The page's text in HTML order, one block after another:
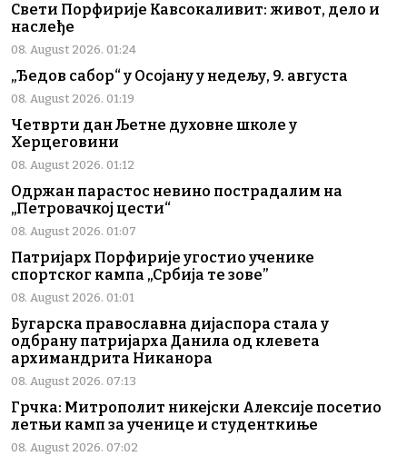
Свети Порфирије Кавсокаливит: живот, дело и
наслеђе
08. August 2026. 01:24
„Ђедов сабор“ у Осојану у недељу, 9. августа
08. August 2026. 01:19
Четврти дан Љетне духовне школе у
Херцеговини
08. August 2026. 01:12
Одржан парастос невино пострадалим на
„Петровачкој цести“
08. August 2026. 01:07
Патријарх Порфирије угостио ученике
спортског кампа „Србија те зове”
08. August 2026. 01:01
Бугарска православна дијаспора стала у
одбрану патријарха Данила од клевета
архимандрита Никанора
08. August 2026. 07:13
Грчка: Митрополит никејски Алексије посетио
летњи камп за ученице и студенткиње
08. August 2026. 07:02